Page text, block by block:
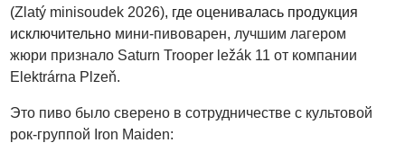
(Zlatý minisoudek 2026), где оценивалась продукция
исключительно мини-пивоварен, лучшим лагером
жюри признало Saturn Trooper ležák 11 от компании
Elektrárna Plzeň.
Это пиво было сверено в сотрудничестве с культовой
рок-группой Iron Maiden: